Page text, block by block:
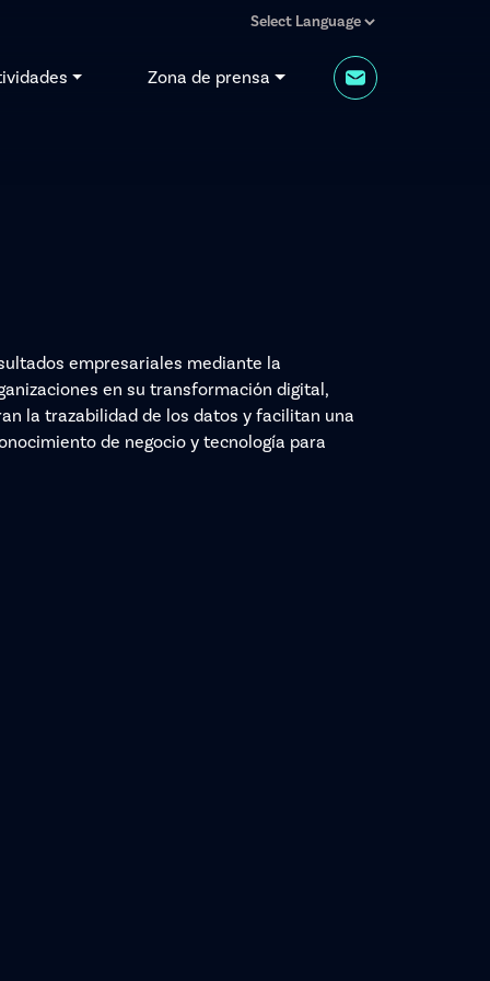
Zona de prensa
empresariales mediante la
en su transformación digital,
la trazabilidad de los datos y facilitan una
de negocio y tecnología para